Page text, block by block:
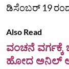
ಡಿಸೆಂಬರ್ 19
Also Read
ವಂಚನೆ ವರ್ಗಕ್ಕೆ
ಹೋದ ಅನಿಲ್